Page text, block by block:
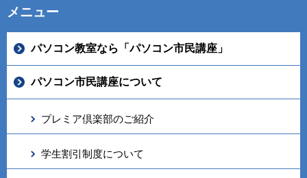
メニュー
パソコン教室なら「パソコン市民講座」
パソコン市民講座について
プレミア倶楽部のご紹介
学生割引制度について